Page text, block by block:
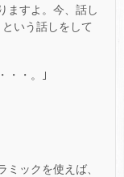
ますよ。今、話し
いう話しをして
・・。｣
ックを使えば、